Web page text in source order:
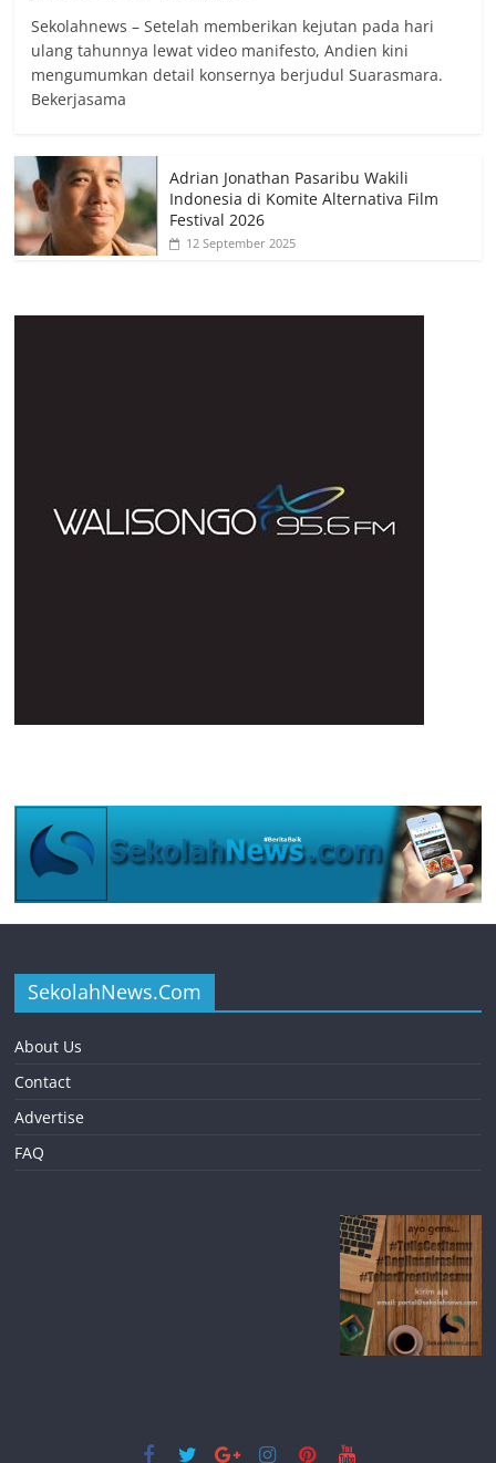
Sekolahnews – Setelah memberikan kejutan pada hari
ulang tahunnya lewat video manifesto, Andien kini
mengumumkan detail konsernya berjudul Suarasmara.
Bekerjasama
Adrian Jonathan Pasaribu Wakili
Indonesia di Komite Alternativa Film
Festival 2026
12 September 2025
SekolahNews.Com
About Us
Contact
Advertise
FAQ